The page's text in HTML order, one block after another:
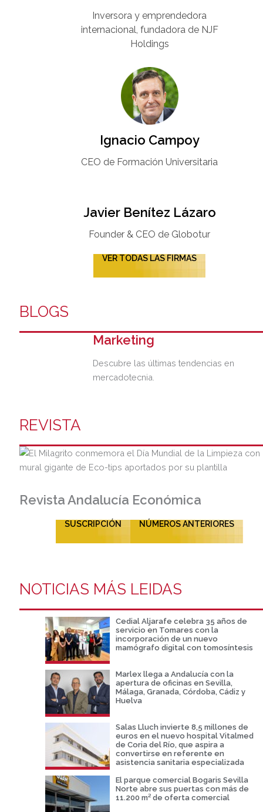
Inversora y emprendedora
internacional, fundadora de NJF
Holdings
Ignacio Campoy​
CEO de Formación Universitaria​
Javier Benítez Lázaro
Founder & CEO de Globotur​
VER TODAS LAS FIRMAS
BLOGS
Marketing
Descubre las últimas tendencias en
mercadotecnia.
REVISTA
Revista Andalucía Económica
SUSCRIPCIÓN NÚMEROS ANTERIORES
NOTICIAS MÁS LEIDAS
Cedial Aljarafe celebra 35 años de
servicio en Tomares con la
incorporación de un nuevo
mamógrafo digital con tomosíntesis
Marlex llega a Andalucía con la
apertura de oficinas en Sevilla,
Málaga, Granada, Córdoba, Cádiz y
Huelva
Salas Lluch invierte 8,5 millones de
euros en el nuevo hospital Vitalmed
de Coria del Río, que aspira a
convertirse en referente en
asistencia sanitaria especializada
El parque comercial Bogaris Sevilla
Norte abre sus puertas con más de
11.200 m² de oferta comercial